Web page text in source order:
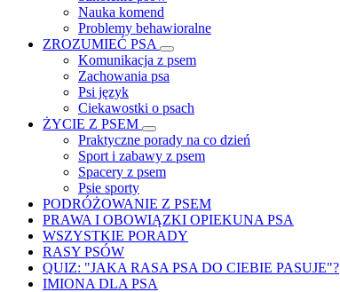
Nauka komend
Problemy behawioralne
ZROZUMIEĆ PSA
Komunikacja z psem
Zachowania psa
Psi język
Ciekawostki o psach
ŻYCIE Z PSEM
Praktyczne porady na co dzień
Sport i zabawy z psem
Spacery z psem
Psie sporty
PODRÓŻOWANIE Z PSEM
PRAWA I OBOWIĄZKI OPIEKUNA PSA
WSZYSTKIE PORADY
RASY PSÓW
QUIZ: "JAKA RASA PSA DO CIEBIE PASUJE"?
IMIONA DLA PSA